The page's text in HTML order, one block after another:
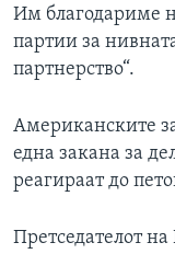
Им благодариме
партии за
партнерство“.
Американските
една закана за
реагираат до
Претседателот